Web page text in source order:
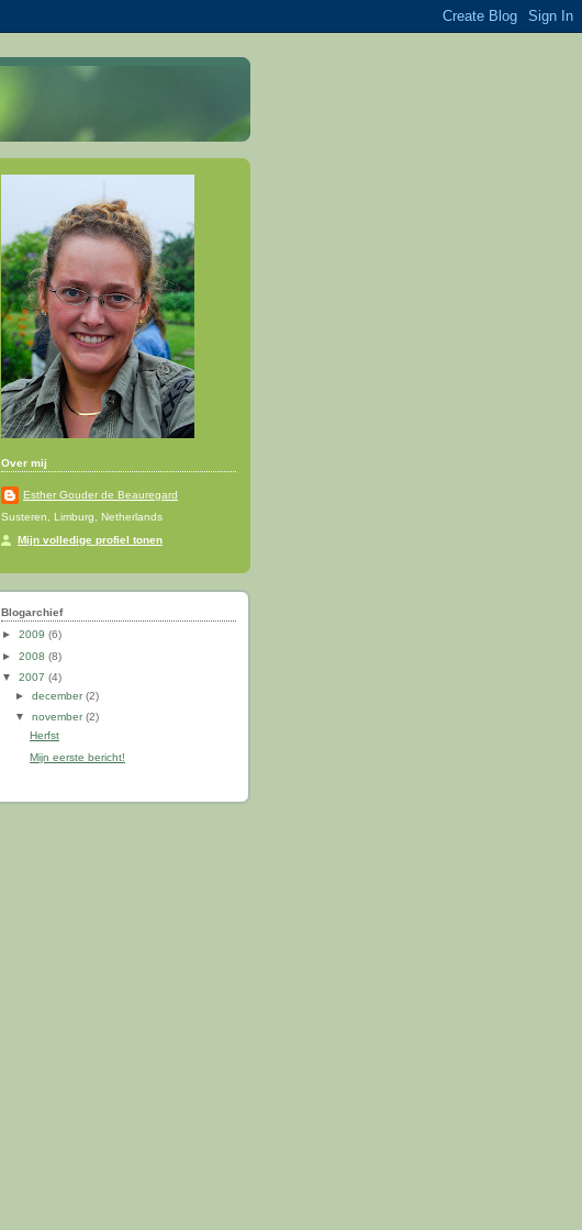
Over mij
Esther Gouder de Beauregard
Susteren, Limburg, Netherlands
Mijn volledige profiel tonen
Blogarchief
► 2009 (6)
► 2008 (8)
▼ 2007 (4)
►december(2)
▼november(2)
Herfst
Mijn eerste bericht!